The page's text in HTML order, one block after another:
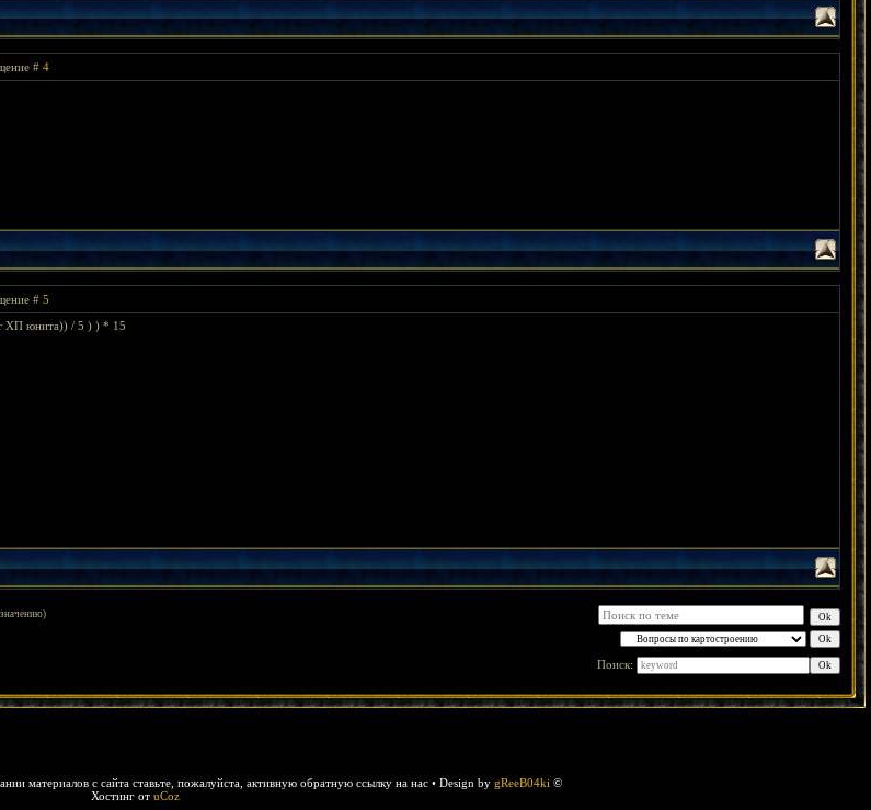
# 4
# 5
ХП юнита)) / 5 ) ) * 15
Поиск:
материалов c сайта ставьте, пожалуйста, активную обратную ссылку на нас • Design by gReeB04ki ©
Хостинг от uCoz